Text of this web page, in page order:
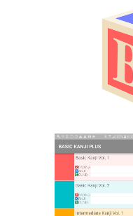
比較文化辞典
教師用参考書
日本語教授法